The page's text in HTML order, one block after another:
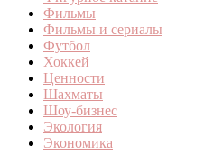
Фильмы
Фильмы и сериалы
Футбол
Хоккей
Ценности
Шахматы
Шоу-бизнес
Экология
Экономика